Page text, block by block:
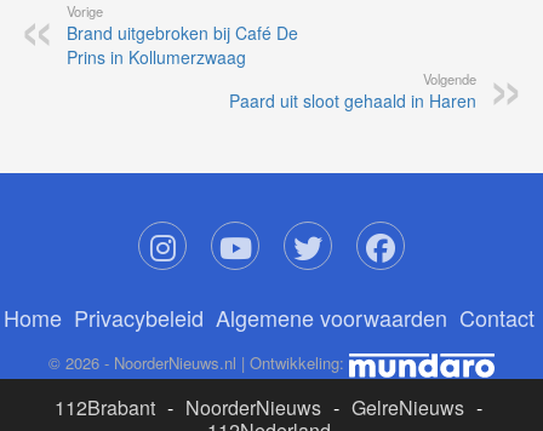
Vorige
Brand uitgebroken bij Café De
Prins in Kollumerzwaag
Volgende
Paard uit sloot gehaald in Haren
Home Privacybeleid Algemene voorwaarden Contact
© 2026 - NoorderNieuws.nl | Ontwikkeling:
112Brabant - NoorderNieuws - GelreNieuws -